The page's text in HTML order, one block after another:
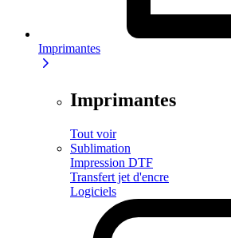
Imprimantes
Imprimantes
Tout voir
Sublimation
Impression DTF
Transfert jet d'encre
Logiciels